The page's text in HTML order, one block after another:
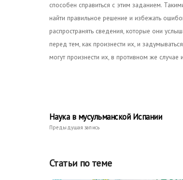
способен справиться с этим заданием.
найти правильное решение и избежать
распространять сведения, которые они
перед тем, как произнести их, и
могут произнести их, в противном же
Наука в мусульманской Испании
Предыдущая запись
Статьи по теме